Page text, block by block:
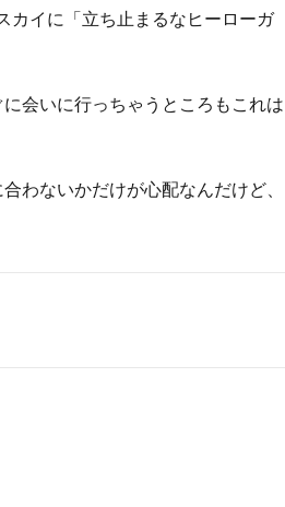
カイに「立ち止まるなヒーローガ
会いに行っちゃうところもこれは
わないかだけが心配なんだけど、